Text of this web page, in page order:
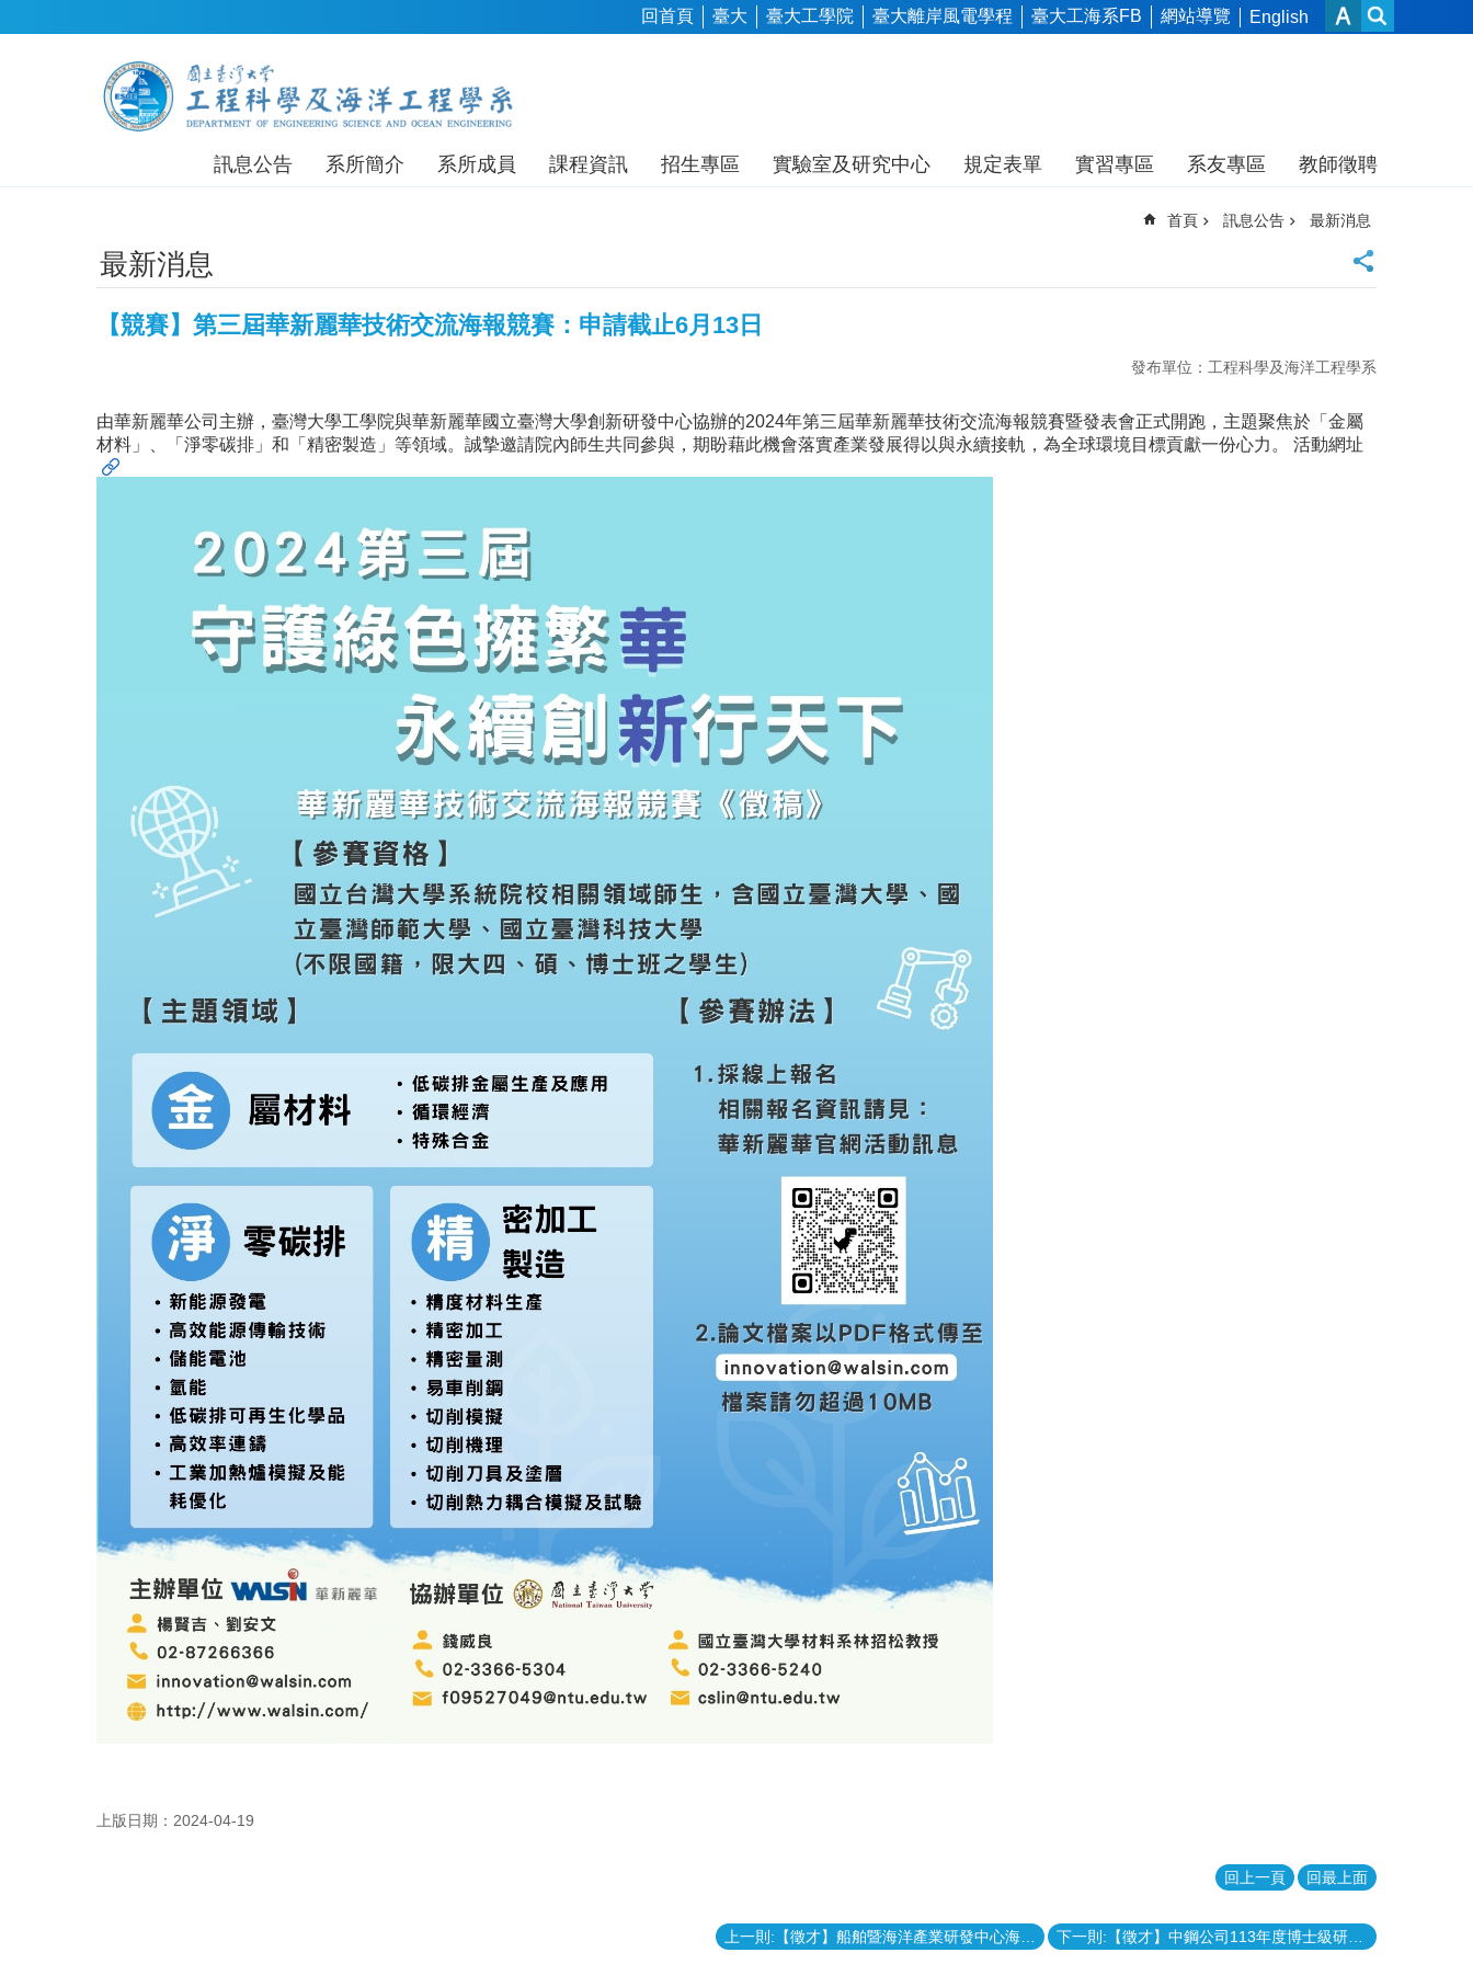
回首頁 臺大 臺大工學院 臺大離岸風電學程 臺大工海系FB 網站導覽 English
訊息公告 系所簡介 系所成員 課程資訊 招生專區 實驗室及研究中心 規定表單 實習專區 系友專區 教師徵聘
首頁 訊息公告 最新消息
最新消息
【競賽】第三屆華新麗華技術交流海報競賽：申請截止6月13日
發布單位：工程科學及海洋工程學系
由華新麗華公司主辦，臺灣大學工學院與華新麗華國立臺灣大學創新研發中心協辦的2024年第三屆華新麗華技術交流海報競賽暨發表會正式開跑，主題聚焦於「金屬
材料」、「淨零碳排」和「精密製造」等領域。誠摯邀請院內師生共同參與，期盼藉此機會落實產業發展得以與永續接軌，為全球環境目標貢獻一份心力。 活動網址
上版日期：2024-04-19
回上一頁 回最上面